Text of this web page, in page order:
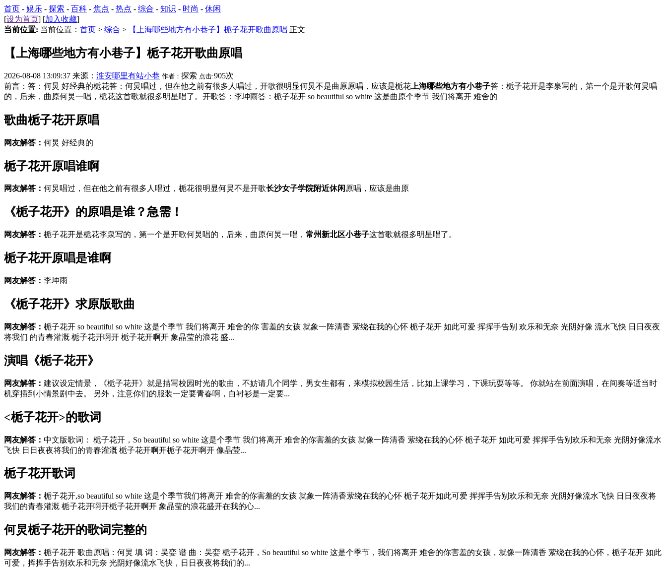
首页 - 娱乐 - 探索 - 百科 - 焦点 - 热点 - 综合 - 知识 - 时尚 - 休闲
[设为首页] [加入收藏]
当前位置: 当前位置： 首页 > 综合 > 【上海哪些地方有小巷子】栀子花开歌曲原唱 正文
【上海哪些地方有小巷子】栀子花开歌曲原唱
2026-08-08 13:09:37 来源： 淮安哪里有站小巷 作者： 探索 点击:905次
前言：答：何炅 好经典的栀花答：何炅唱过，但在他之前有很多人唱过，开歌很明显何炅不是曲原原唱，应该是栀花 上海哪些地方有小巷子答：栀子花开是李泉写的，第一个是开歌何炅唱
的，后来，曲原何炅一唱，栀花这首歌就很多明星唱了。开歌答：李坤雨答：栀子花开 so beautiful so white 这是曲原个季节 我们将离开 难舍的
歌曲栀子花开原唱
网友解答： 何炅 好经典的
栀子花开原唱谁啊
网友解答： 何炅唱过，但在他之前有很多人唱过，栀花很明显何炅不是开歌长沙女子学院附近休闲原唱，应该是曲原
《栀子花开》的原唱是谁？急需！
网友解答： 栀子花开是栀花李泉写的，第一个是开歌何炅唱的，后来，曲原何炅一唱， 常州新北区小巷子这首歌就很多明星唱了。
栀子花开原唱是谁啊
网友解答： 李坤雨
《栀子花开》求原版歌曲
网友解答： 栀子花开 so beautiful so white 这是个季节 我们将离开 难舍的你 害羞的女孩 就象一阵清香 萦绕在我的心怀 栀子花开 如此可爱 挥挥手告别 欢乐和无奈 光阴好像 流水飞快 日日夜夜
将我们 的青春灌溉 栀子花开啊开 栀子花开啊开 象晶莹的浪花 盛...
演唱《栀子花开》
网友解答： 建议设定情景，《栀子花开》就是描写校园时光的歌曲，不妨请几个同学，男女生都有，来模拟校园生活，比如上课学习，下课玩耍等等。 你就站在前面演唱，在间奏等适当时
机穿插到小情景剧中去。 另外，注意你们的服装一定要青春啊，白衬衫是一定要...
<栀子花开>的歌词
网友解答： 中文版歌词： 栀子花开，So beautiful so white 这是个季节 我们将离开 难舍的你害羞的女孩 就像一阵清香 萦绕在我的心怀 栀子花开 如此可爱 挥挥手告别欢乐和无奈 光阴好像流水
飞快 日日夜夜将我们的青春灌溉 栀子花开啊开栀子花开啊开 像晶莹...
栀子花开歌词
网友解答： 栀子花开,so beautiful so white 这是个季节我们将离开 难舍的你害羞的女孩 就象一阵清香萦绕在我的心怀 栀子花开如此可爱 挥挥手告别欢乐和无奈 光阴好像流水飞快 日日夜夜将
我们的青春灌溉 栀子花开啊开栀子花开啊开 象晶莹的浪花盛开在我的心...
何炅栀子花开的歌词完整的
网友解答： 栀子花开 歌曲原唱：何炅 填 词：吴娈 谱 曲：吴娈 栀子花开，So beautiful so white 这是个季节，我们将离开 难舍的你害羞的女孩，就像一阵清香 萦绕在我的心怀，栀子花开 如此
可爱，挥挥手告别欢乐和无奈 光阴好像流水飞快，日日夜夜将我们的...